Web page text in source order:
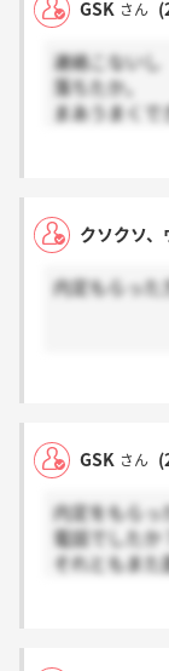
GSK さん
連絡こないし
落ちたか。
まあうまく
クソクソ
内定もらった
GSK さん
内定をもらっ
電話でしたか
それともま